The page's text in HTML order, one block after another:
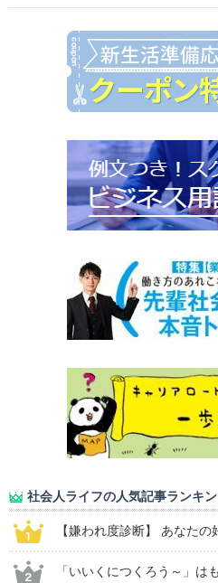
社会人ライフの人気記事ランキ
【嫌われ度診断】 あなた
「いいくにつくろう～」